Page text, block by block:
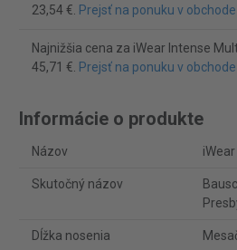
23,54 €. Prejsť na ponuku v
Najnižšia cena za iWear Intense
45,71 €. Prejsť na ponuku v
Informácie o produkte
Názov
Skutočný názov
Dĺžka nosenia